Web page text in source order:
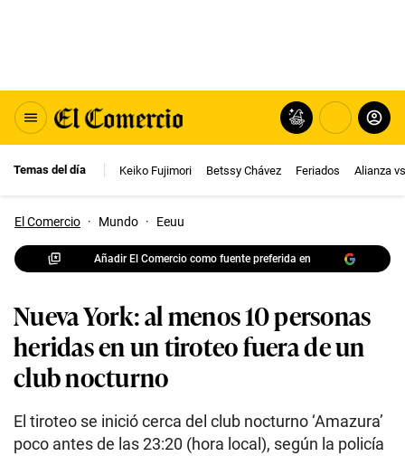
Temas del día Keiko Fujimori Betssy Chávez Feriados Alianza
El Comercio · Mundo · Eeuu
Añadir El Comercio como fuente preferida en
Nueva York: al menos 10 personas
heridas en un tiroteo fuera de un
club nocturno
El tiroteo se inició cerca del club nocturno ‘Amazura’
poco antes de las 23:20 (hora local), según la policía